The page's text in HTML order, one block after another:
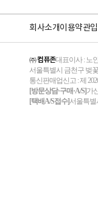
회사소개이용약관
㈜ 컴퓨존대표이사 : 노
서울특별시 금천구 벚
통신판매업신고 : 제
[방문상담·구매·A/S]가
[택배A/S접수]서울특별